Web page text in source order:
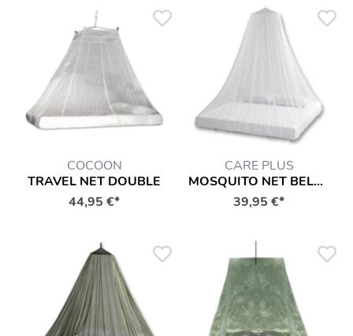
COCOON
TRAVEL NET DOUBLE
44,95 €*
CARE PLUS
MOSQUITO NET BELL (NICHT IMPRÄGNIERT)
39,95 €*